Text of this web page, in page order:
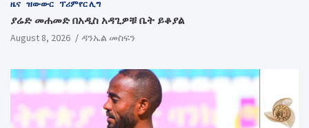
ዜና ዝውውር ፕሪምየር ሊግ
ያሬድ መሐመድ በአዲስ አዳጊዎቹ ቤት ይቆያል
August 8, 2026 ዳንኤል መስፍን